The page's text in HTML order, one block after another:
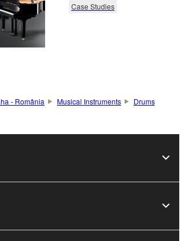
Case Studies
- România Musical Instruments
Drums